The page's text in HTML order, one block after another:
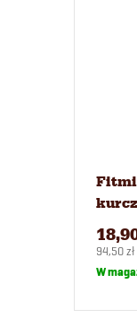
Cena
94,50
W